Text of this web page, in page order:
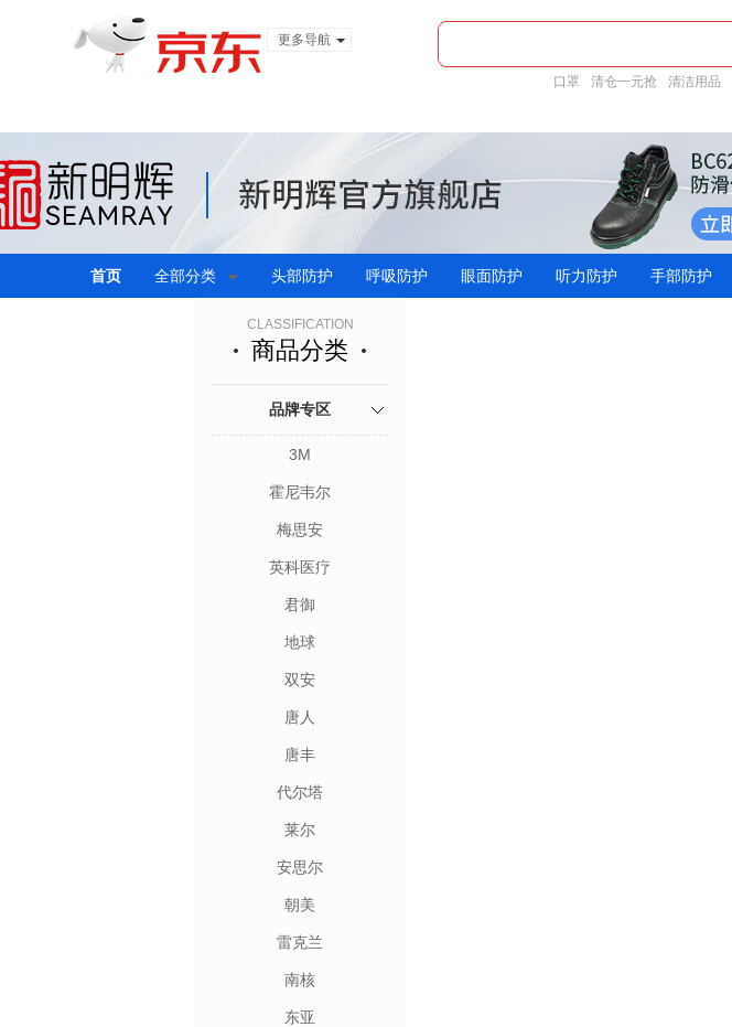
更多导航
口罩 清仓一元抢 清洁用品
首页 全部分类 头部防护 呼吸防护 眼面防护 听力防护 手部防护
CLASSIFICATION
商品分类
品牌专区
3M
霍尼韦尔
梅思安
英科医疗
君御
地球
双安
唐人
唐丰
代尔塔
莱尔
安思尔
朝美
雷克兰
南核
东亚